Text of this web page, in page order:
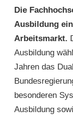
Die
Ausbildung
Arbeitsmarkt.
Ausbildung
Jahren das
besonderen
Ausbildung